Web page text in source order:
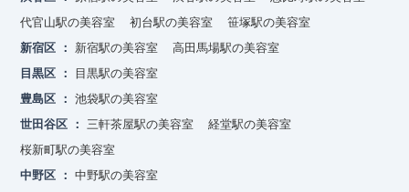
代官山駅の美容室
初台駅の美容室
笹塚駅の美容室
新宿区
新宿駅の美容室
高田馬場駅の美容室
目黒区
目黒駅の美容室
豊島区
池袋駅の美容室
世田谷区
三軒茶屋駅の美容室
経堂駅の美容室
桜新町駅の美容室
中野区
中野駅の美容室